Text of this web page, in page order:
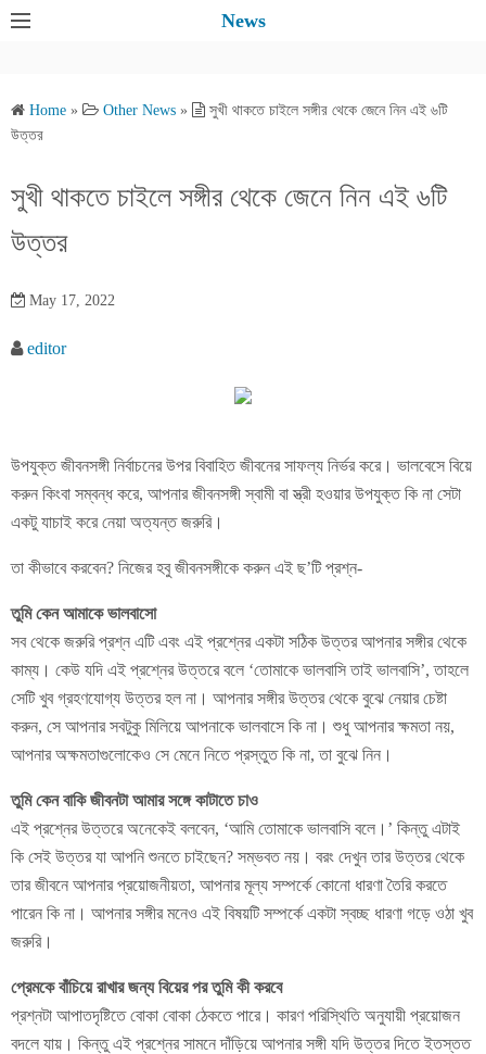
News
Home » Other News »
সুখী থাকতে চাইলে সঙ্গীর থেকে জেনে নিন এই ৬টি
উত্তর
সুখী থাকতে চাইলে সঙ্গীর থেকে জেনে নিন এই ৬টি
উত্তর
May 17, 2022
editor
উপযুক্ত জীবনসঙ্গী নির্বাচনের উপর বিবাহিত জীবনের সাফল্য নির্ভর করে। ভালবেসে বিয়ে
করুন কিংবা সম্বন্ধ করে, আপনার জীবনসঙ্গী স্বামী বা স্ত্রী হওয়ার উপযুক্ত কি না সেটা
একটু যাচাই করে নেয়া অত্যন্ত জরুরি।
তা কীভাবে করবেন? নিজের হবু জীবনসঙ্গীকে করুন এই ছ’টি প্রশ্ন-
তুমি কেন আমাকে ভালবাসো
সব থেকে জরুরি প্রশ্ন এটি এবং এই প্রশ্নের একটা সঠিক উত্তর আপনার সঙ্গীর থেকে
কাম্য। কেউ যদি এই প্রশ্নের উত্তরে বলে ‘তোমাকে ভালবাসি তাই ভালবাসি’, তাহলে
সেটি খুব গ্রহণযোগ্য উত্তর হল না। আপনার সঙ্গীর উত্তর থেকে বুঝে নেয়ার চেষ্টা
করুন, সে আপনার সবটুকু মিলিয়ে আপনাকে ভালবাসে কি না। শুধু আপনার ক্ষমতা নয়,
আপনার অক্ষমতাগুলোকেও সে মেনে নিতে প্রস্তুত কি না, তা বুঝে নিন।
তুমি কেন বাকি জীবনটা আমার সঙ্গে কাটাতে চাও
এই প্রশ্নের উত্তরে অনেকেই বলবেন, ‘আমি তোমাকে ভালবাসি বলে।’ কিন্তু এটাই
কি সেই উত্তর যা আপনি শুনতে চাইছেন? সম্ভবত নয়। বরং দেখুন তার উত্তর থেকে
তার জীবনে আপনার প্রয়োজনীয়তা, আপনার মূল্য সম্পর্কে কোনো ধারণা তৈরি করতে
পারেন কি না। আপনার সঙ্গীর মনেও এই বিষয়টি সম্পর্কে একটা স্বচ্ছ ধারণা গড়ে ওঠা খুব
জরুরি।
প্রেমকে বাঁচিয়ে রাখার জন্য বিয়ের পর তুমি কী করবে
প্রশ্নটা আপাতদৃষ্টিতে বোকা বোকা ঠেকতে পারে। কারণ পরিস্থিতি অনুযায়ী প্রয়োজন
বদলে যায়। কিন্তু এই প্রশ্নের সামনে দাঁড়িয়ে আপনার সঙ্গী যদি উত্তর দিতে ইতস্তত